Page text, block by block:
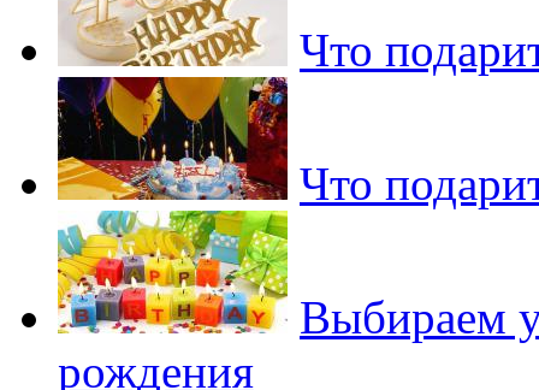
Что
Что
Выбираем
рождения